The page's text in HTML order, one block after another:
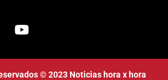
Y
u
t
© 2023 Noticias hora x hora